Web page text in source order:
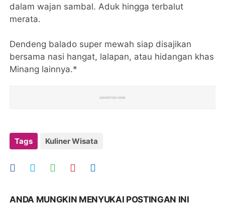
dalam wajan sambal. Aduk hingga terbalut
merata.
Dendeng balado super mewah siap disajikan
bersama nasi hangat, lalapan, atau hidangan khas
Minang lainnya.*
Tags Kuliner Wisata
ANDA MUNGKIN MENYUKAI POSTINGAN INI